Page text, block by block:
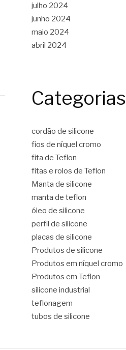
julho 2024
junho 2024
maio 2024
abril 2024
Categorias
cordão de silicone
fios de níquel cromo
fita de Teflon
fitas e rolos de Teflon
Manta de silicone
manta de teflon
óleo de silicone
perfil de silicone
placas de silicone
Produtos de silicone
Produtos em níquel cromo
Produtos em Teflon
silicone industrial
teflonagem
tubos de silicone